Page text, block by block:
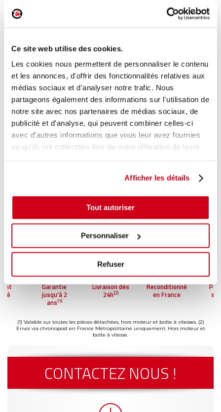
Ce site web utilise des cookies.
Les cookies nous permettent de personnaliser le contenu
et les annonces, d'offrir des fonctionnalités relatives aux
médias sociaux et d'analyser notre trafic. Nous
partageons également des informations sur l'utilisation de
notre site avec nos partenaires de médias sociaux, de
publicité et d'analyse, qui peuvent combiner celles-ci
avec d'autres informations que vous leur avez fournies
ou qu'ils ont collectées lors de votre utilisation de leurs
Afficher les détails
Tout autoriser
Personnaliser
Refuser
Commande lève-vitre avant gauche
Réf. constructeur :6554KZ
Modèle d'origine : CITROEN C1 - 1 2005 - 200811
Modèle de provenance
Caractéristiques techniques
En stock 13,00 € TTC
AJOUTER AU PANIER
Garantie
jusqu'à 2
ans(1)
Livraison dès
24h(2)
Reconditionné
en France
(1) Valable sur toutes les pièces détachées, hors moteur et boîte à vitesses. (2)
Envoi via chronopost en France Métropolitaine uniquement. Hors moteur et
boîte à vitesse.
CONTACTEZ NOUS !